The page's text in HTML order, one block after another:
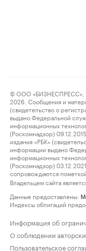
© ООО «БИЗНЕСПРЕСС»,
2026. Сообщения и
(свидетельство о
выдано Федеральной
информационных
(Роскомнадзор)
издания «РБК»
информации выдано
информационных
(Роскомнадзор)
сопровождаются
Владельцем сайта
Данные предоставлены:
Индексы облигаций
Информация об
О соблюдении
Пользовательское